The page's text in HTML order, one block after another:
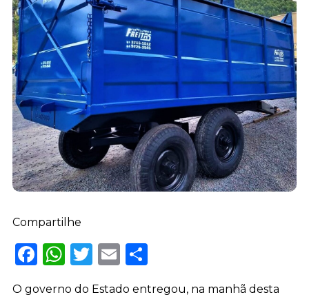
Compartilhe
Facebook
WhatsApp
Twitter
EmailShare
O governo do Estado entregou, na manhã desta